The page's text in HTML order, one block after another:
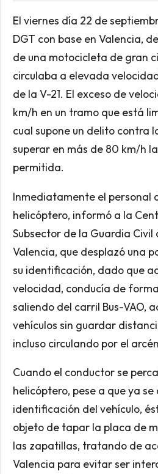
El viernes día 22 de
DGT con base en Valencia,
de una motocicleta de gran
circulaba a elevada
de la V-21. El exceso de
km/h en un tramo que está
cual supone un delito contra
superar en más de 80 km/h
permitida.
Inmediatamente el personal
helicóptero, informó a la
Subsector de la Guardia Civil
Valencia, que desplazó una
su identificación, dado que
velocidad, conducía de
saliendo del carril Bus-VAO,
vehículos sin guardar
incluso circulando por el
Cuando el conductor se
helicóptero, pese a que ya
identificación del vehículo,
objeto de tapar la placa de
las zapatillas, tratando de
Valencia para evitar ser